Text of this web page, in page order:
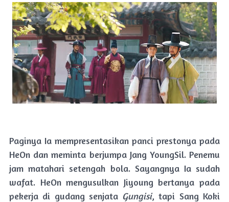
Paginya Ia mempresentasikan panci prestonya pada
HeOn dan meminta berjumpa Jang YoungSil. Penemu
jam matahari setengah bola. Sayangnya Ia sudah
wafat. HeOn mengusulkan Jiyoung bertanya pada
pekerja di gudang senjata Gungisi, tapi Sang Koki